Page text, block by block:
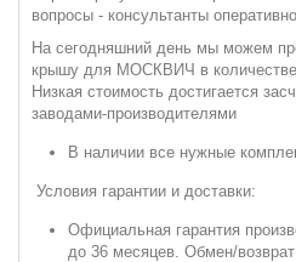
вопросы - консультанты
На сегодняшний день мы можем
крышу для МОСКВИЧ в количестве
Низкая стоимость достигается
заводами-производителями
В наличии все нужные
Условия гарантии и доставки:
Официальная гарантия
до 36 месяцев. Обмен/